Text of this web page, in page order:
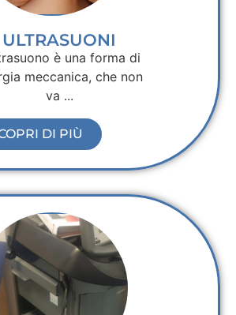
ULTRASUONI
è una forma di
meccanica, che non
va ...
DI PIÙ